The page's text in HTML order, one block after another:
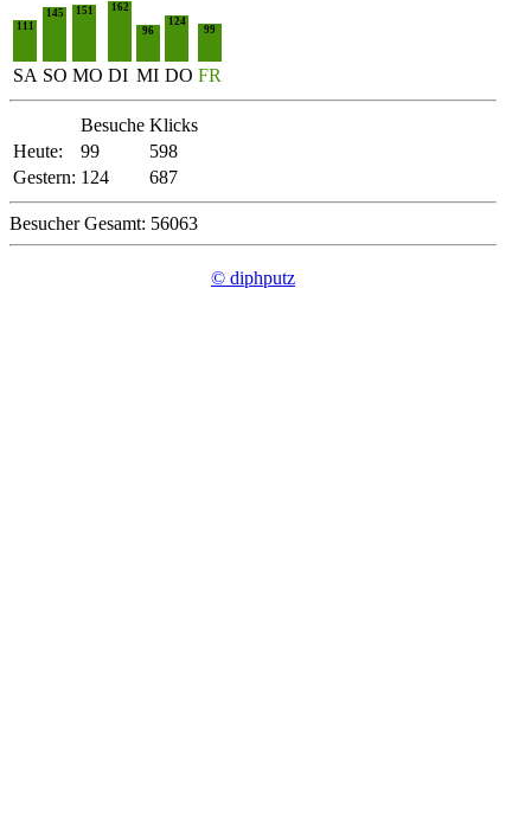
111
145 151
162
96
124
99
SA SO MO DI MI DO FR
Besuche Klicks
Heute:
99
598
Gestern: 124 687
Besucher Gesamt: 56063
© diphputz